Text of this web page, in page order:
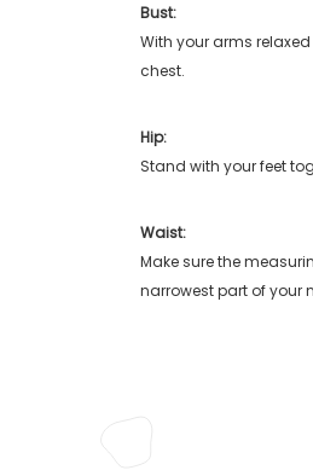
Bust:
With your arms
chest.
Hip:
Stand with your feet
Waist:
Make sure the
narrowest part of your